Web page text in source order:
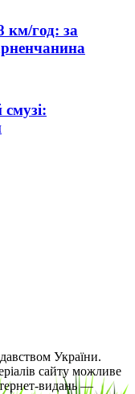
км/год: за
України.
сайту можливе
видань —